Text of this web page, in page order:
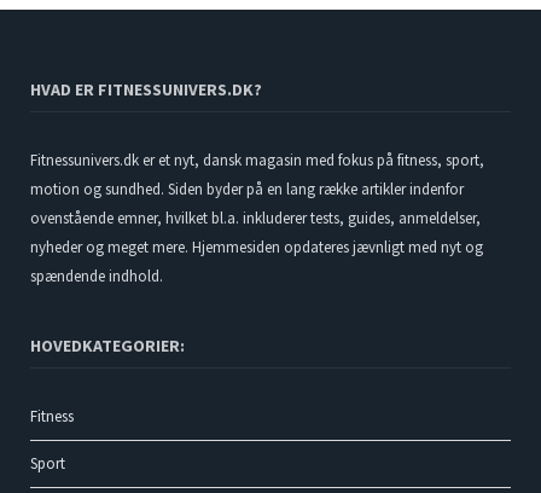
HVAD ER FITNESSUNIVERS.DK?
Fitnessunivers.dk er et nyt, dansk magasin med fokus på fitness, sport,
motion og sundhed. Siden byder på en lang række artikler indenfor
ovenstående emner, hvilket bl.a. inkluderer tests, guides, anmeldelser,
nyheder og meget mere. Hjemmesiden opdateres jævnligt med nyt og
spændende indhold.
HOVEDKATEGORIER:
Fitness
Sport